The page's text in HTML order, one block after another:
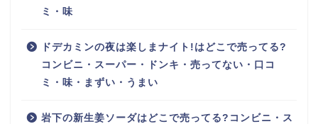
ミ・味
ドデカミンの夜は楽しまナイト!はどこで売ってる?
コンビニ・スーパー・ドンキ・売ってない・口コ
ミ・味・まずい・うまい
岩下の新生姜ソーダはどこで売ってる?コンビニ・ス